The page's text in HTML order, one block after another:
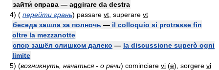
зайти́ справа — aggirare da destra
4) ( перейти грань) passare vt , superare vt
беседа зашла за полночь — il colloquio si protrasse fin
oltre la mezzanotte
спор зашёл слишком далеко — la discussione superò ogni
limite
5) (возникнуть, начаться - о речи) cominciare vi (e) , sorgere vi